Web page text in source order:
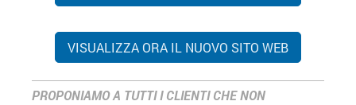
VISUALIZZA ORA IL NUOVO SITO WEB
PROPONIAMO A TUTTI I CLIENTI CHE NON